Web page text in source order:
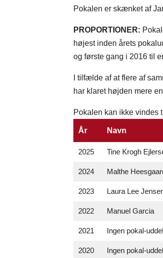
Pokalen er skænket af
PROPORTIONER:
højest inden årets
og første gang i 2016 til
I tilfælde af at flere af
har klaret højden mere
Pokalen kan ikke vindes
År Navn
2025 Tine Krogh
2024 Malthe
2023 Laura Lee
2022 Manuel Garcia
2021 Ingen pokal-
2020 Ingen pokal-